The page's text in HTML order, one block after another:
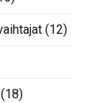
(12)
(18)